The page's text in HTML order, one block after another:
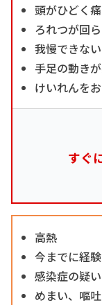
頭がひどく
ろれつが回
我慢できな
手足の動き
けいれんを
すぐ
高熱
今までに経
感染症の疑い
めまい、嘔